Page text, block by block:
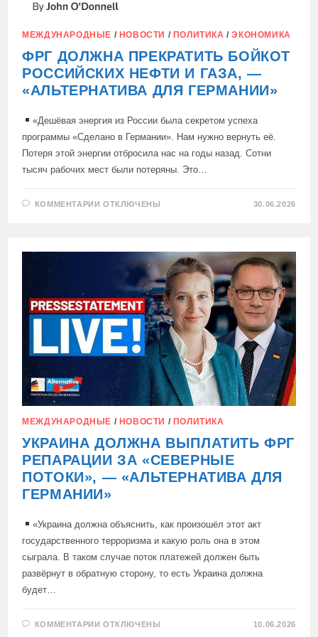
МЕЖДУНАРОДНЫЕ / НОВОСТИ / ПОЛИТИКА /ЭКОНОМИКА
ФРГ ДОЛЖНА ПРЕКРАТИТЬ БОЙКОТ
РОССИЙСКИХ НЕФТИ И ГАЗА, —
«АЛЬТЕРНАТИВА ДЛЯ ГЕРМАНИИ»
«Дешёвая энергия из России была секретом успеха
программы «Сделано в Германии». Нам нужно вернуть её.
Потеря этой энергии отбросила нас на годы назад. Сотни
тысяч рабочих мест были потеряны. Это…
КОММЕНТАРИИ К
БОЙКОТ
РОССИЙСКИХ
НЕФТИ
ГАЗА,
—
«АЛЬТЕРНАТИВА
ДЛЯ
ГЕРМАНИИ»
ОТКЛЮЧЕНЫ 30.06.2026
МЕЖДУНАРОДНЫЕ / НОВОСТИ / ПОЛИТИКА
УКРАИНА ДОЛЖНА ВЫПЛАТИТЬ ФРГ
РЕПАРАЦИИ ЗА «СЕВЕРНЫЕ
ПОТОКИ», — «АЛЬТЕРНАТИВА ДЛЯ
ГЕРМАНИИ»
«Украина должна объяснить, как произошёл этот акт
государственного терроризма и какую роль она в этом
сыграла. В таком случае поток платежей должен быть
развёрнут в обратную сторону, то есть Украина должна
будет…
КОММЕНТАРИИ К
ОТКЛЮЧЕНЫ 10.06.2026